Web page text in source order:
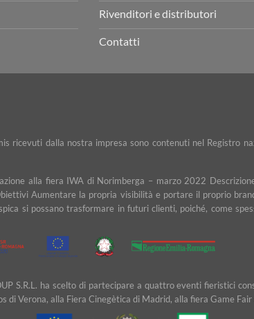
Rivenditori e distributori
Contatti
ricevuti dalla nostra impresa sono contenuti nel Registro
alla fiera IWA di Norimberga – marzo 2022
Aumentare la propria visibilità e portare il proprio
si possano trasformare in futuri clienti, poiché, come
S.R.L. ha scelto di partecipare a quattro eventi fieristici
Verona, alla Fiera Cinegètica di Madrid, alla fiera Game